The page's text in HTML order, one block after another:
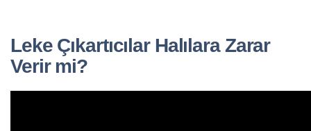
Leke Çıkartıcılar Halılara Zarar
Verir mi?